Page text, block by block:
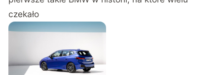
czekało